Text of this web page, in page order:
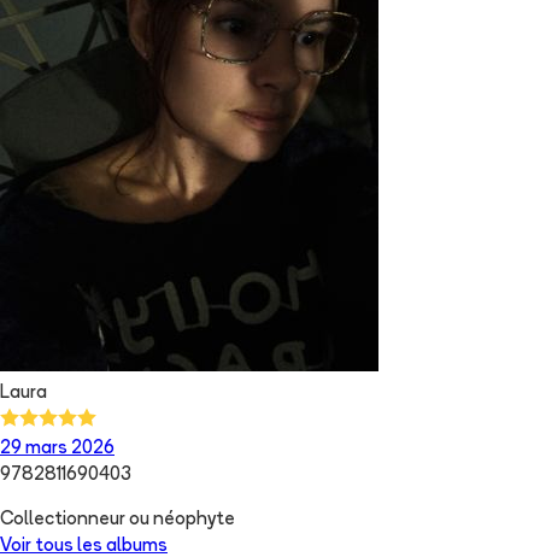
Laura
29 mars 2026
9782811690403
Collectionneur ou néophyte
Voir tous les albums